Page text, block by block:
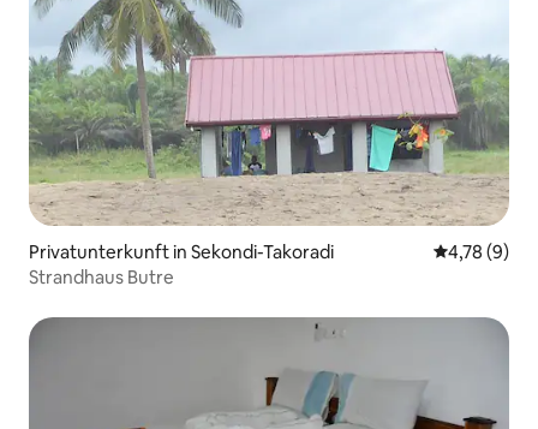
Privatunterkunft in Sekondi-Takoradi
4,78 (9)
Strandhaus Butre